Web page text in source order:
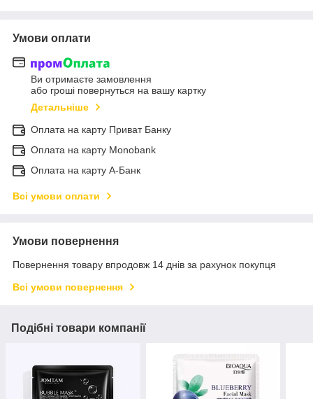
Умови оплати
Ви отримаєте замовлення
або гроші повернуться на вашу картку
Детальніше
Оплата на карту Приват Банку
Оплата на карту Monobank
Оплата на карту А-Банк
Всі умови оплати
Умови повернення
Повернення товару впродовж 14 днів за рахунок покупця
Всі умови повернення
Подібні товари компанії